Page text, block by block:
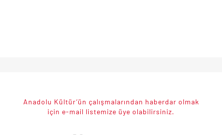
Anadolu Kültür’ün çalışmalarından haberdar olmak
için e-mail listemize üye olabilirsiniz.